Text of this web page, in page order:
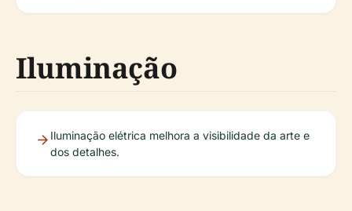
Iluminação
Iluminação elétrica melhora a visibilidade da arte e
dos detalhes.